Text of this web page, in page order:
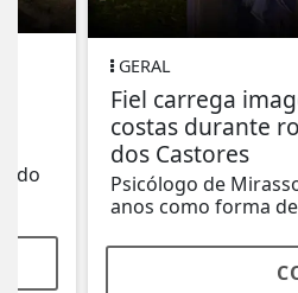
Fiel carrega imagem
costas durante
dos Castores
Psicólogo de Mirassol
anos como forma de